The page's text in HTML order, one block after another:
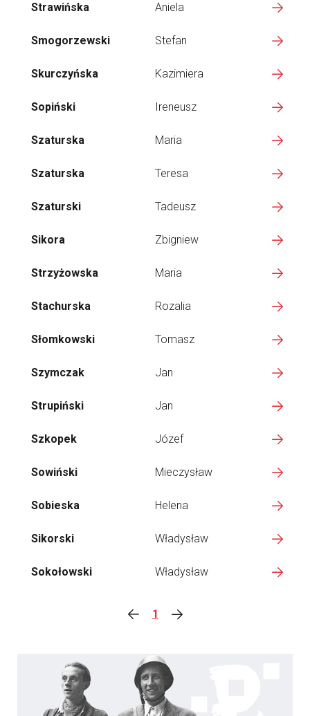
Strawińska Aniela
Smogorzewski Stefan
Skurczyńska Kazimiera
Sopiński Ireneusz
Szaturska Maria
Szaturska Teresa
Szaturski Tadeusz
Sikora Zbigniew
Strzyżowska Maria
Stachurska Rozalia
Słomkowski Tomasz
Szymczak Jan
Strupiński Jan
Szkopek Józef
Sowiński Mieczysław
Sobieska Helena
Sikorski Władysław
Sokołowski Władysław
1